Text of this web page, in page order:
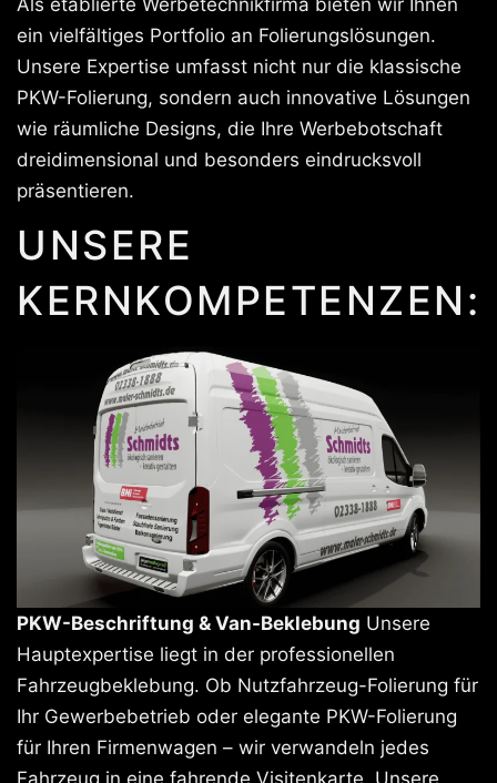
Als etablierte Werbetechnikfirma bieten wir Ihnen
ein vielfältiges Portfolio an Folierungslösungen.
Unsere Expertise umfasst nicht nur die klassische
PKW-Folierung, sondern auch innovative Lösungen
wie räumliche Designs, die Ihre Werbebotschaft
dreidimensional und besonders eindrucksvoll
präsentieren.
UNSERE
KERNKOMPETENZEN:
PKW-Beschriftung & Van-Beklebung Unsere
Hauptexpertise liegt in der professionellen
Fahrzeugbeklebung. Ob Nutzfahrzeug-Folierung für
Ihr Gewerbebetrieb oder elegante PKW-Folierung
für Ihren Firmenwagen – wir verwandeln jedes
Fahrzeug in eine fahrende Visitenkarte. Unsere